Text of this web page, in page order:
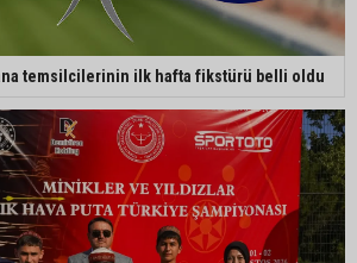
temsilcilerinin ilk hafta fikstürü belli oldu